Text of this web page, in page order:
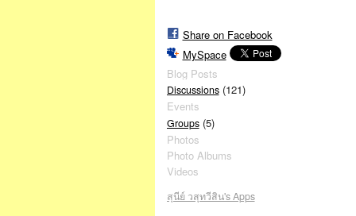
Share on Facebook
MySpace
Blog Posts
Discussions(121)
Events
Groups(5)
Photos
Photo Albums
Videos
สุนีย์ วสุทวีสิน's Apps